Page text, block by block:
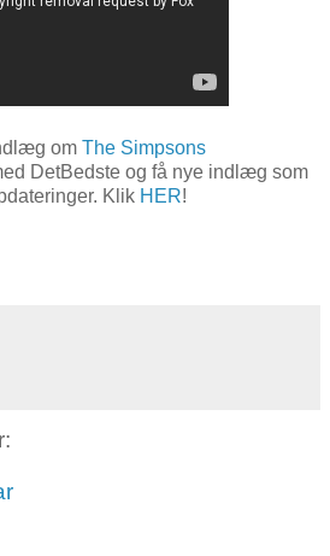
om The Simpsons
DetBedste og få nye indlæg som
Klik HER!